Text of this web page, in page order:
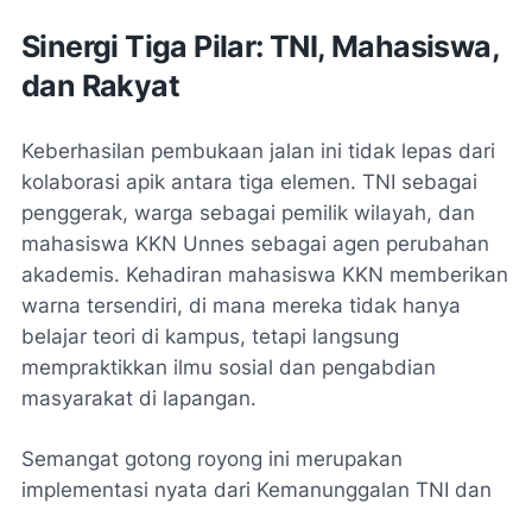
Sinergi Tiga Pilar: TNI, Mahasiswa,
dan Rakyat
Keberhasilan pembukaan jalan ini tidak lepas dari
kolaborasi apik antara tiga elemen. TNI sebagai
penggerak, warga sebagai pemilik wilayah, dan
mahasiswa KKN Unnes sebagai agen perubahan
akademis. Kehadiran mahasiswa KKN memberikan
warna tersendiri, di mana mereka tidak hanya
belajar teori di kampus, tetapi langsung
mempraktikkan ilmu sosial dan pengabdian
masyarakat di lapangan.
Semangat gotong royong ini merupakan
implementasi nyata dari Kemanunggalan TNI dan